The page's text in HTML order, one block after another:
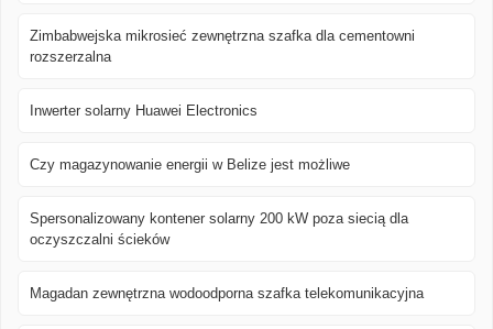
Zimbabwejska mikrosieć zewnętrzna szafka dla cementowni
rozszerzalna
Inwerter solarny Huawei Electronics
Czy magazynowanie energii w Belize jest możliwe
Spersonalizowany kontener solarny 200 kW poza siecią dla
oczyszczalni ścieków
Magadan zewnętrzna wodoodporna szafka telekomunikacyjna